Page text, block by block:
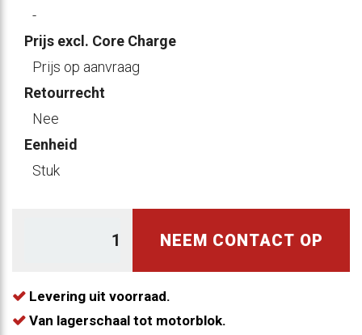
-
Prijs excl. Core Charge
Prijs op aanvraag
Retourrecht
Nee
Eenheid
Stuk
NEEM CONTACT OP
Levering uit voorraad.
Van lagerschaal tot motorblok.